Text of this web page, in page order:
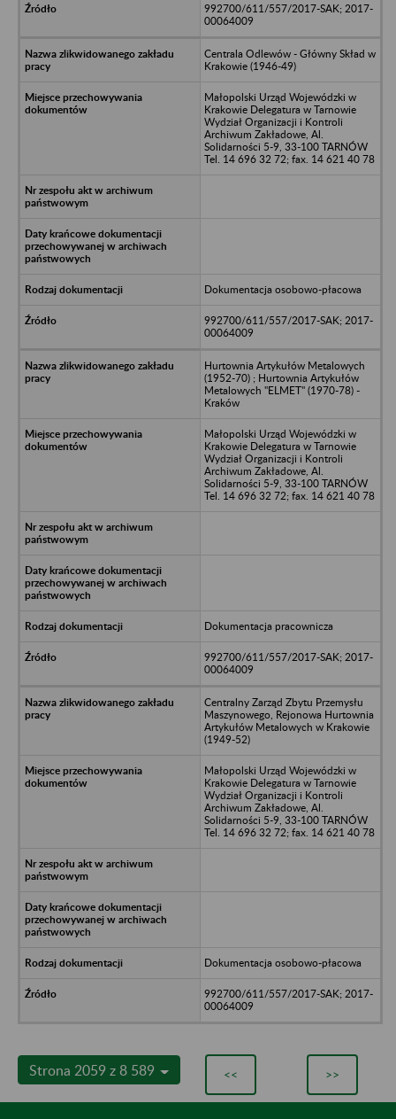
992700/611/557/2017-SAK; 2017-
00064009
Centrala Odlewów - Główny Skład w
Krakowie (1946-49)
Małopolski Urząd Wojewódzki w
Krakowie Delegatura w Tarnowie
Wydział Organizacji i Kontroli
Archiwum Zakładowe, Al.
Solidarności 5-9, 33-100 TARNÓW
Tel. 14 696 32 72; fax. 14 621 40 78
Dokumentacja osobowo-płacowa
992700/611/557/2017-SAK; 2017-
00064009
Hurtownia Artykułów Metalowych
(1952-70) ; Hurtownia Artykułów
Metalowych "ELMET" (1970-78) -
Kraków
Małopolski Urząd Wojewódzki w
Krakowie Delegatura w Tarnowie
Wydział Organizacji i Kontroli
Archiwum Zakładowe, Al.
Solidarności 5-9, 33-100 TARNÓW
Tel. 14 696 32 72; fax. 14 621 40 78
Dokumentacja pracownicza
992700/611/557/2017-SAK; 2017-
00064009
Centralny Zarząd Zbytu Przemysłu
Maszynowego, Rejonowa Hurtownia
Artykułów Metalowych w Krakowie
(1949-52)
Małopolski Urząd Wojewódzki w
Krakowie Delegatura w Tarnowie
Wydział Organizacji i Kontroli
Archiwum Zakładowe, Al.
Solidarności 5-9, 33-100 TARNÓW
Tel. 14 696 32 72; fax. 14 621 40 78
Dokumentacja osobowo-płacowa
992700/611/557/2017-SAK; 2017-
00064009
Strona 2059 z 8 589 << >>